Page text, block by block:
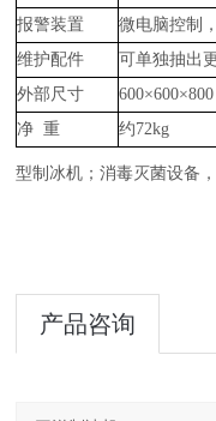
报警装置
微电脑控制
维护配件
可单独抽出
外部尺寸
净 重
约72kg
型制冰机；消毒灭菌设备
产品咨询